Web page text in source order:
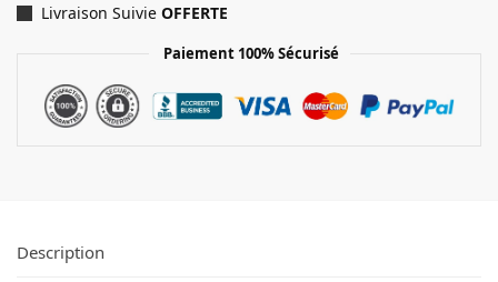
Livraison Suivie OFFERTE
Paiement 100% Sécurisé
Description